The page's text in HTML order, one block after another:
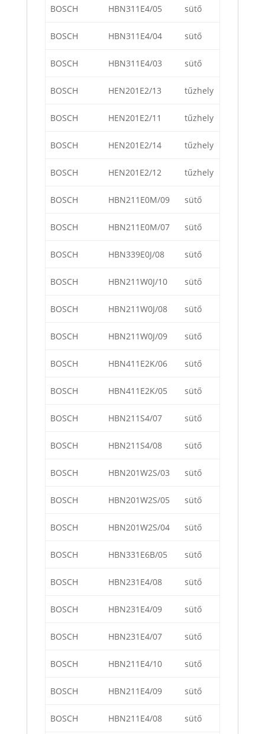
BOSCH HBN311E4/05 sütő
BOSCH HBN311E4/04 sütő
BOSCH HBN311E4/03 sütő
BOSCH HEN201E2/13 tűzhely
BOSCH HEN201E2/11 tűzhely
BOSCH HEN201E2/14 tűzhely
BOSCH HEN201E2/12 tűzhely
BOSCH HBN211E0M/09 sütő
BOSCH HBN211E0M/07 sütő
BOSCH HBN339E0J/08 sütő
BOSCH HBN211W0J/10 sütő
BOSCH HBN211W0J/08 sütő
BOSCH HBN211W0J/09 sütő
BOSCH HBN411E2K/06 sütő
BOSCH HBN411E2K/05 sütő
BOSCH HBN211S4/07 sütő
BOSCH HBN211S4/08 sütő
BOSCH HBN201W2S/03 sütő
BOSCH HBN201W2S/05 sütő
BOSCH HBN201W2S/04 sütő
BOSCH HBN331E6B/05 sütő
BOSCH HBN231E4/08 sütő
BOSCH HBN231E4/09 sütő
BOSCH HBN231E4/07 sütő
BOSCH HBN211E4/10 sütő
BOSCH HBN211E4/09 sütő
BOSCH HBN211E4/08 sütő